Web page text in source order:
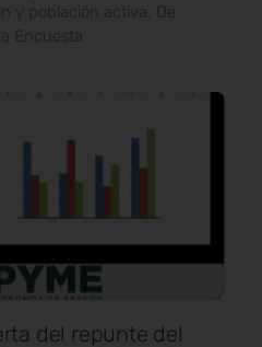
y población activa. De
Encuesta
del repunte del